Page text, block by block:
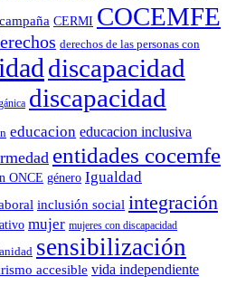
campaña CERMI COCEMFE
derechos de las personas con
discapacidad
discapacidad
educacion educacion inclusiva
entidades cocemfe
ONCE género Igualdad
inclusión social integración
mujer mujeres con discapacidad
sensibilización
accesible vida independiente